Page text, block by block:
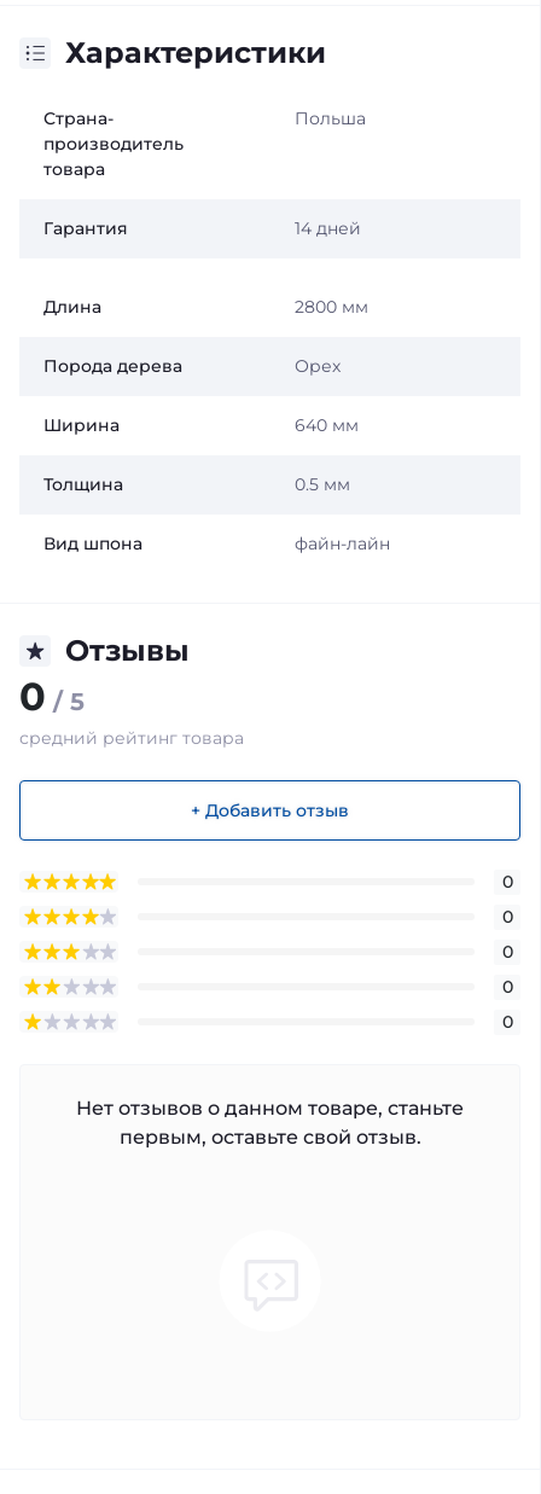
Характеристики
Страна-
производитель
товара
Польша
Гарантия 14 дней
Длина 2800 мм
Порода дерева Орех
Ширина 640 мм
Толщина 0.5 мм
Вид шпона файн-лайн
Отзывы
0 / 5
средний рейтинг товара
+ Добавить отзыв
0
0
0
0
0
Нет отзывов о данном товаре, станьте
первым, оставьте свой отзыв.